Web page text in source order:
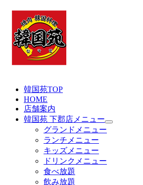
韓国苑TOP
HOME
店舗案内
韓国苑 下郡店メニュー
グランドメニュー
ランチメニュー
キッズメニュー
ドリンクメニュー
食べ放題
飲み放題